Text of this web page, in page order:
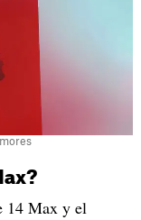
14 Max y el